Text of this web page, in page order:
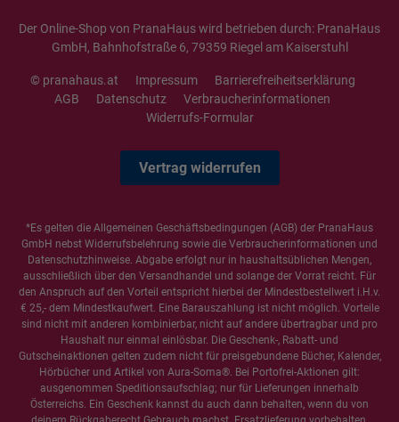
Der Online-Shop von PranaHaus wird betrieben durch: PranaHaus
GmbH, Bahnhofstraße 6, 79359 Riegel am Kaiserstuhl
© pranahaus.at Impressum
Barrierefreiheitserklärung
AGB
Datenschutz
Verbraucherinformationen
Widerrufs-Formular
Vertrag widerrufen
*Es gelten die Allgemeinen Geschäftsbedingungen (AGB) der PranaHaus
GmbH nebst Widerrufsbelehrung sowie die Verbraucherinformationen und
Datenschutzhinweise. Abgabe erfolgt nur in haushaltsüblichen Mengen,
ausschließlich über den Versandhandel und solange der Vorrat reicht. Für
den Anspruch auf den Vorteil entspricht hierbei der Mindestbestellwert i.H.v.
€ 25,- dem Mindestkaufwert. Eine Barauszahlung ist nicht möglich. Vorteile
sind nicht mit anderen kombinierbar, nicht auf andere übertragbar und pro
Haushalt nur einmal einlösbar. Die Geschenk-, Rabatt- und
Gutscheinaktionen gelten zudem nicht für preisgebundene Bücher, Kalender,
Hörbücher und Artikel von Aura-Soma®. Bei Portofrei-Aktionen gilt:
ausgenommen Speditionsaufschlag; nur für Lieferungen innerhalb
Österreichs. Ein Geschenk kannst du auch dann behalten, wenn du von